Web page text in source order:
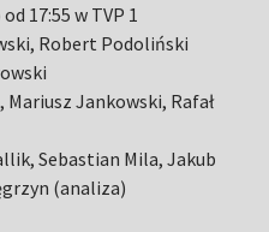
17:55 w TVP 1
Robert Podoliński
Jankowski, Rafał
Sebastian Mila, Jakub
(analiza)